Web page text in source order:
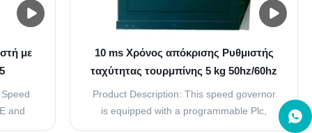
με
and
meets
10 ms Χρόνος απόκρισης Ρυθμιστής
ταχύτητας τουρμπίνης 5 kg 50hz/60hz
Συχνότητα κατάλληλη για διάφορες
εφαρμογές
Product Description: This speed governor
is equipped with a programmable Plc,
allowing for customizable control options to